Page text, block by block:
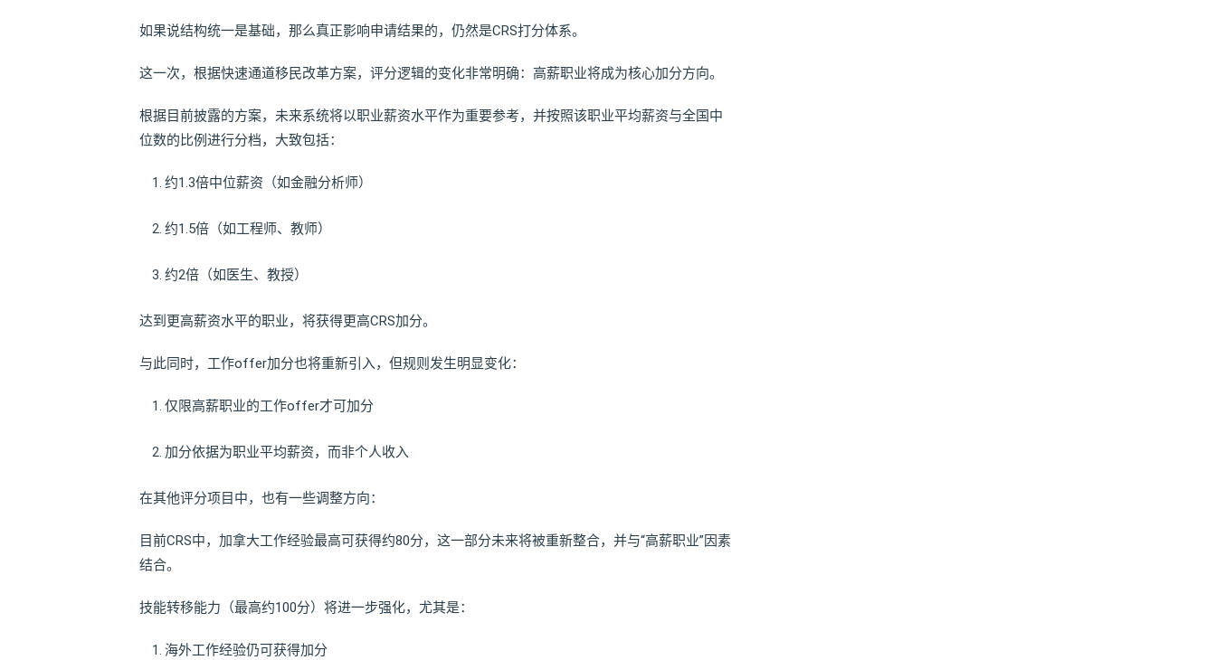
如果说结构统一是基础，那么真正影响申请结果的，仍然是CRS打分体系。
这一次，根据快速通道移民改革方案，评分逻辑的变化非常明确：高薪职业将成为核心加分方向。
根据目前披露的方案，未来系统将以职业薪资水平作为重要参考，并按照该职业平均薪资与全国中
位数的比例进行分档，大致包括：
约1.3倍中位薪资（如金融分析师）
约1.5倍（如工程师、教师）
约2倍（如医生、教授）
达到更高薪资水平的职业，将获得更高CRS加分。
与此同时，工作offer加分也将重新引入，但规则发生明显变化：
仅限高薪职业的工作offer才可加分
加分依据为职业平均薪资，而非个人收入
在其他评分项目中，也有一些调整方向：
目前CRS中，加拿大工作经验最高可获得约80分，这一部分未来将被重新整合，并与“高薪职业”因素
结合。
技能转移能力（最高约100分）将进一步强化，尤其是：
海外工作经验仍可获得加分